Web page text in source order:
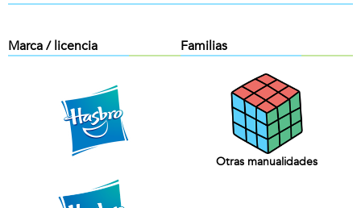
Marca / licencia Familias
Otras manualidades